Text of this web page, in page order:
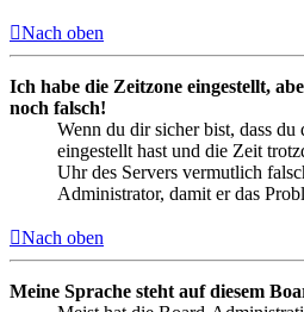
Nach oben
Ich habe die Zeitzone eingestellt,
noch falsch!
Wenn du dir sicher bist, dass
eingestellt hast und die Zeit
Uhr des Servers vermutlich
Administrator, damit er das
Nach oben
Meine Sprache steht auf diesem